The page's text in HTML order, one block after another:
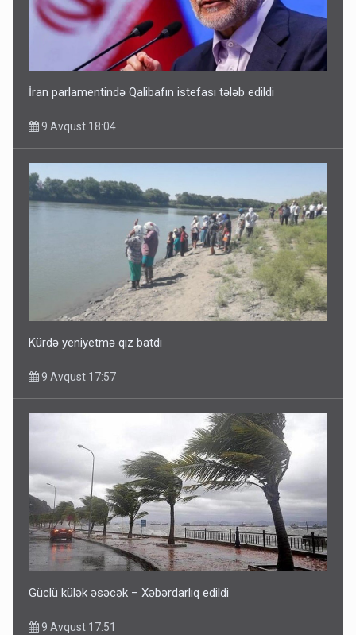
İran parlamentində Qalibafın istefası tələb edildi
9 Avqust 18:04
Kürdə yeniyetmə qız batdı
9 Avqust 17:57
Güclü külək əsəcək – Xəbərdarlıq edildi
9 Avqust 17:51